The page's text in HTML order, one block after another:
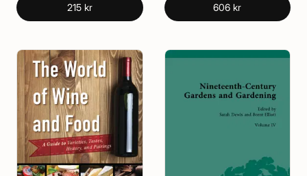
215 kr 606 kr